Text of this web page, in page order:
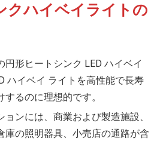
クハイベイライトの
形ヒートシンク LED ハイベイ
ハイベイ ライトを高性能で長寿
るのに理想的です。
ンには、商業および製造施設、
庫の照明器具、小売店の通路が含